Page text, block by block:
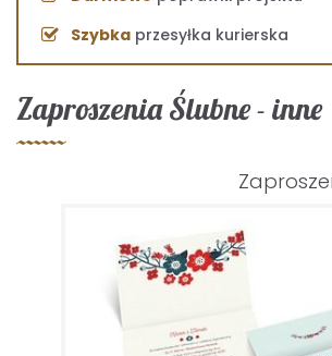
Zaproszenia Ślubne - inne
Szybka przesyłka kurierska